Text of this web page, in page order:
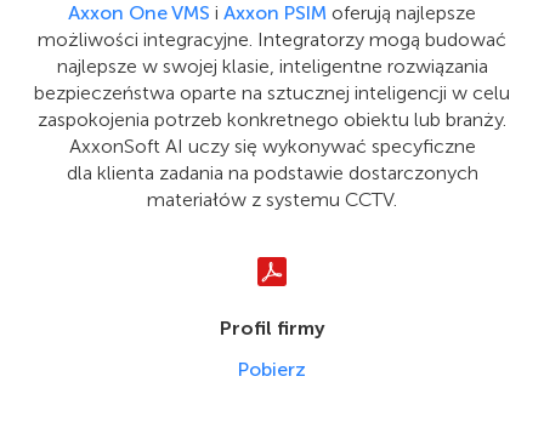
Axxon One VMS i Axxon PSIM oferują najlepsze
możliwości integracyjne. Integratorzy mogą budować
najlepsze w swojej klasie, inteligentne rozwiązania
bezpieczeństwa oparte na sztucznej inteligencji w celu
zaspokojenia potrzeb konkretnego obiektu lub branży.
AxxonSoft AI uczy się wykonywać specyficzne
dla klienta zadania na podstawie dostarczonych
materiałów z systemu CCTV.
Profil firmy
Pobierz